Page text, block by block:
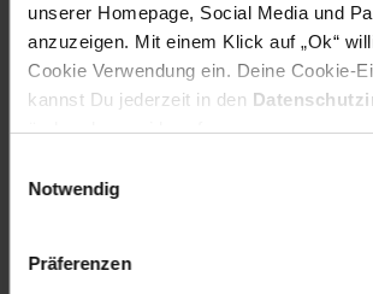
unserer Homepage, Social Media und
anzuzeigen. Mit einem Klick auf „Ok“
Cookie Verwendung ein. Deine Cookie-
kannst Du jederzeit in den
ändern bzw. widerrufen.
Notwendig
Präferenzen
Maße und Gewicht
Maße: ca. L 1200 x B 710 x H 1350
Gewicht: ca. 49 kg
EAN: 4015671752888